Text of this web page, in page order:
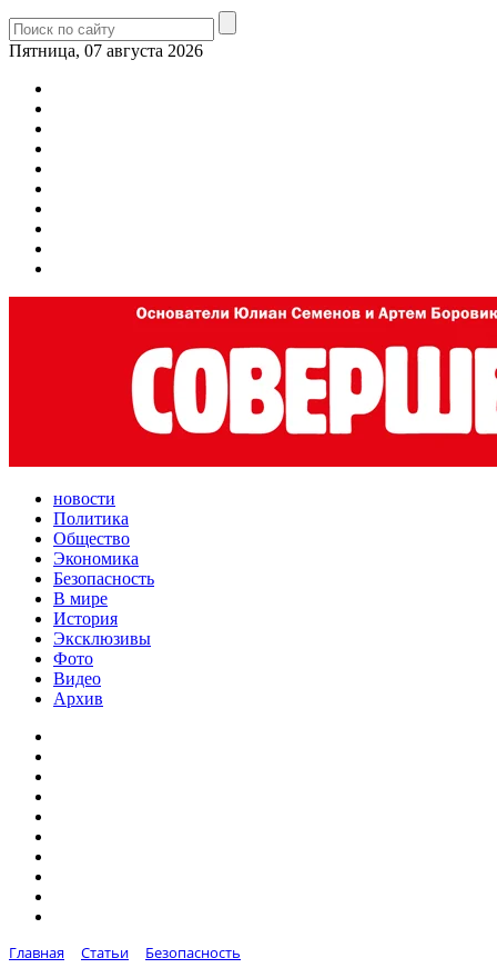
Пятница, 07 августа 2026
новости
Политика
Общество
Экономика
Безопасность
В мире
История
Эксклюзивы
Фото
Видео
Архив
Главная Статьи
Безопасность